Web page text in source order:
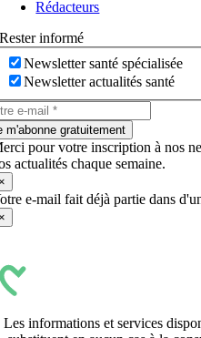
Rédacteurs
Rester informé
Newsletter santé spécialisée
Newsletter actualités santé
m'abonne gratuitement
pour votre inscription à nos
actualités chaque semaine.
e-mail fait déjà partie dans
Les informations et services